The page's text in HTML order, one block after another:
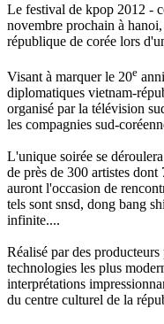
Le festival de kpop 2012 -
novembre prochain à
république de corée lors
Visant à marquer le 20e
diplomatiques vietnam-
organisé par la télévision
les compagnies sud-
L'unique soirée se
de près de 300 artistes
auront l'occasion de
tels sont snsd, dong bang
infinite....
Réalisé par des
technologies les plus
interprétations
du centre culturel de la